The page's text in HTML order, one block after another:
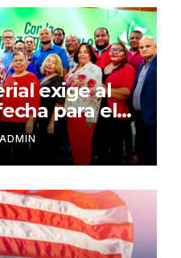
exige al
para el
del
ADMIN